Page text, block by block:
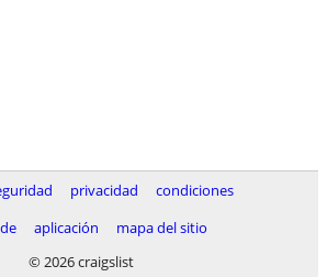
privacidad
condiciones
aplicación
mapa del sitio
© 2026 craigslist